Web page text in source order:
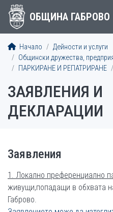
ОБЩИНА ГАБРОВО
Начало
Дейности и услуги
Общински дружества,
ПАРКИРАНЕ И РЕПАТРИРАНЕ
ЗАЯВЛЕНИЯ И
ДЕКЛАРАЦИИ
Заявления
1. Локално преференциално
живущи,попадащи в обхвата
Габрово.